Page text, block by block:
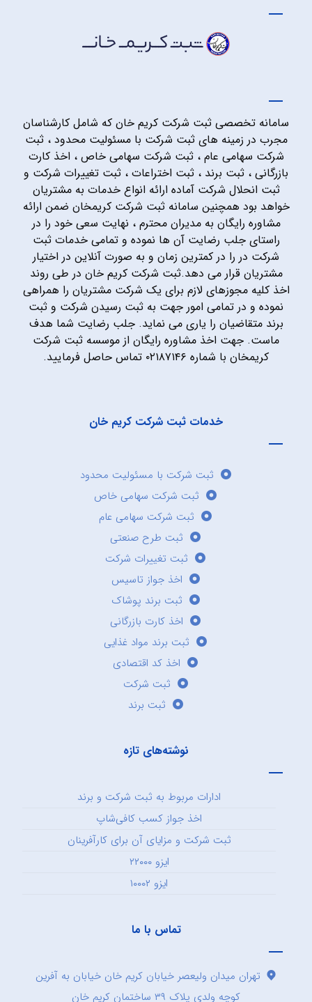
سامانه تخصصی ثبت شرکت کریم خان که شامل کارشناسان
مجرب در زمینه های ثبت شرکت با مسئولیت محدود ، ثبت
شرکت سهامی عام ، ثبت شرکت سهامی خاص ، اخذ کارت
بازرگانی ، ثبت برند ، ثبت اختراعات ، ثبت تغییرات شرکت و
ثبت انحلال شرکت آماده ارائه انواع خدمات به مشتریان
خواهد بود همچنین سامانه ثبت شرکت کریمخان ضمن ارائه
مشاوره رایگان به مدیران محترم ، نهایت سعی خود را در
راستای جلب رضایت آن ها نموده و تمامی خدمات ثبت
شرکت در را در کمترین زمان و به صورت آنلاین در اختیار
مشتریان قرار می دهد.ثبت شرکت کریم خان در طی روند
اخذ کلیه مجوزهای لازم برای یک شرکت مشتریان را همراهی
نموده و در تمامی امور جهت به ثبت رسیدن شرکت و ثبت
برند متقاضیان را یاری می نماید. جلب رضایت شما هدف
ماست. جهت اخذ مشاوره رایگان از موسسه ثبت شرکت
کریمخان با شماره ۰۲۱۸۷۱۴۶ تماس حاصل فرمایید.
خدمات ثبت شرکت کریم خان
ثبت شرکت با مسئولیت محدود
ثبت شرکت سهامی خاص
ثبت شرکت سهامی عام
ثبت طرح صنعتی
ثبت تغییرات شرکت
اخذ جواز تاسیس
ثبت برند پوشاک
اخذ کارت بازرگانی
ثبت برند مواد غذایی
اخذ کد اقتصادی
ثبت شرکت
ثبت برند
نوشته‌های تازه
ادارات مربوط به ثبت شرکت و برند
اخذ جواز کسب کافی‌شاپ
ثبت شرکت و مزایای آن برای کارآفرینان
ایزو ۲۲۰۰۰
ایزو ۱۰۰۰۲
تماس با ما
تهران میدان ولیعصر خیابان کریم خان خیابان به آفرین
کوچه ولدی پلاک ۳۹ ساختمان کریم خان